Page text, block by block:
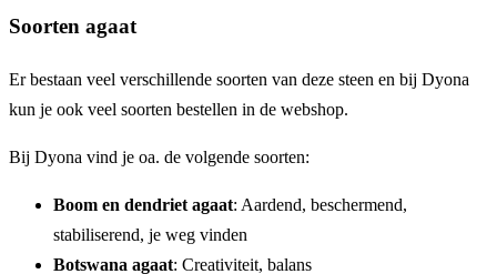
Soorten agaat
Er bestaan veel verschillende soorten van deze steen en bij Dyona
kun je ook veel soorten bestellen in de webshop.
Bij Dyona vind je oa. de volgende soorten:
Boom en dendriet agaat: Aardend, beschermend,
stabiliserend, je weg vinden
Botswana agaat: Creativiteit, balans